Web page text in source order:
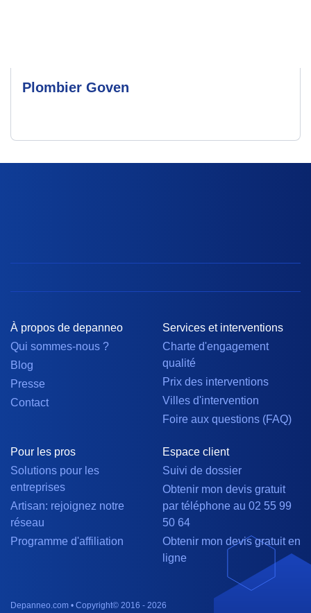
Plombier Goven
À propos de depanneo
Qui sommes-nous ?
Blog
Presse
Contact
Services et interventions
Charte d'engagement
qualité
Prix des interventions
Villes d'intervention
Foire aux questions (FAQ)
Pour les pros
Solutions pour les
entreprises
Artisan: rejoignez notre
réseau
Programme d'affiliation
Espace client
Suivi de dossier
Obtenir mon devis gratuit
par téléphone au 02 55 99
50 64
Obtenir mon devis gratuit en
ligne
Depanneo.com • Copyright© 2016 - 2026